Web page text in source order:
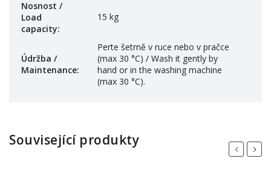
Nosnost /
Load
capacity:
15 kg
Údržba /
Maintenance:
Perte šetrně v ruce nebo v pračce
(max 30 °C) / Wash it gently by
hand or in the washing machine
(max 30 °C).
Související produkty
Previous
Next